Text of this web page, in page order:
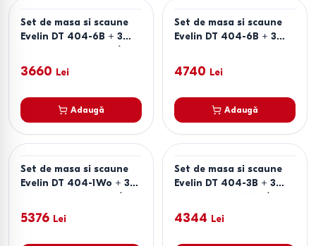
Set de masa si scaune
Evelin DT 404-6B + 3
scaune YTC-080 B /
BLU-14 (Dark Grey)
3660 Lei
Adaugă
Set de masa si scaune
Evelin DT 404-6B + 3
BLU-14 (Dark Grey)
4740 Lei
Adaugă
Set de masa si scaune
Evelin DT 404-1Wo + 3
scaune QT-284 Wo /
UF885-02 (Light Beige)
5376 Lei
Set de masa si scaune
Evelin DT 404-3B + 3
scaune YTC-055B / BLU-
14 (Dark Grey)
4344 Lei